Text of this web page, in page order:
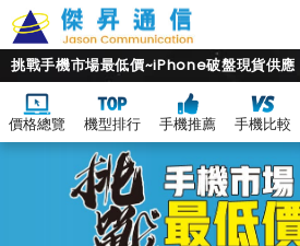
空
挑戰手機市場最低價~iPhone破盤現貨供應
價格總覽 機型排行 手機推薦 手機比較